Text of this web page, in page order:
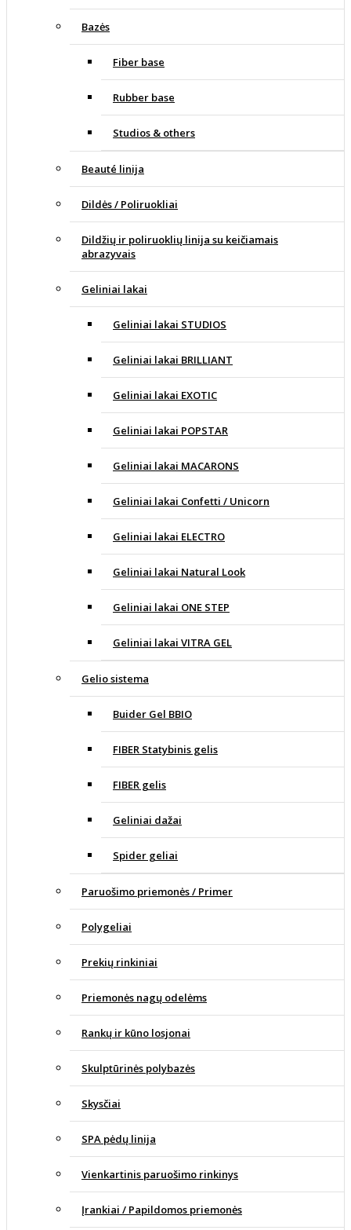
Bazės
Fiber base
Rubber base
Studios & others
Beauté linija
Dildės / Poliruokliai
Dildžių ir poliruoklių linija su keičiamais
abrazyvais
Geliniai lakai
Geliniai lakai STUDIOS
Geliniai lakai BRILLIANT
Geliniai lakai EXOTIC
Geliniai lakai POPSTAR
Geliniai lakai MACARONS
Geliniai lakai Confetti / Unicorn
Geliniai lakai ELECTRO
Geliniai lakai Natural Look
Geliniai lakai ONE STEP
Geliniai lakai VITRA GEL
Gelio sistema
Buider Gel BBIO
FIBER Statybinis gelis
FIBER gelis
Geliniai dažai
Spider geliai
Paruošimo priemonės / Primer
Polygeliai
Prekių rinkiniai
Priemonės nagų odelėms
Rankų ir kūno losjonai
Skulptūrinės polybazės
Skysčiai
SPA pėdų linija
Vienkartinis paruošimo rinkinys
Įrankiai / Papildomos priemonės